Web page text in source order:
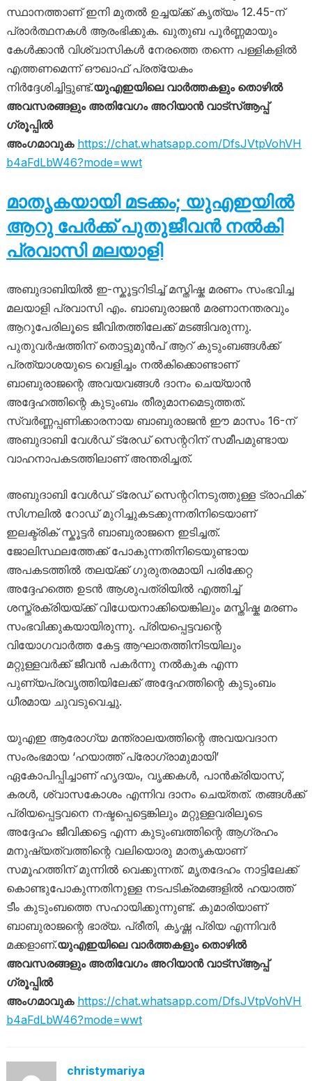
സ്ഥാനത്താണ് ഇനി മുതൽ ഉച്ചയ്ക്ക് കൃത്യം 12.45-ന്
പ്രാർത്ഥനകൾ ആരംഭിക്കുക. ഖുതുബ പൂർണ്ണമായും
കേൾക്കാൻ വിശ്വാസികൾ നേരത്തെ തന്നെ പള്ളികളിൽ
എത്തണമെന്ന് ഔഖാഫ് പ്രത്യേകം
നിർദ്ദേശിച്ചിട്ടുണ്ട്.യുഎഇയിലെ വാർത്തകളും തൊഴിൽ
അവസരങ്ങളും അതിവേഗം അറിയാൻ വാട്സ്ആപ്പ്
ഗ്രൂപ്പിൽ
അംഗമാവുക https://chat.whatsapp.com/DfsJVtpVohVH
b4aFdLbW46?mode=wwt
മാതൃകയായി മടക്കം; യുഎഇയിൽ
ആറു പേർക്ക് പുതുജീവൻ നൽകി
പ്രവാസി മലയാളി
അബുദാബിയിൽ ഇ-സ്കൂട്ടറിടിച്ച് മസ്തിഷ്ക മരണം സംഭവിച്ച
മലയാളി പ്രവാസി എം. ബാബുരാജൻ മരണാനന്തരവും
ആറുപേരിലൂടെ ജീവിതത്തിലേക്ക് മടങ്ങിവരുന്നു.
പുതുവർഷത്തിന് തൊട്ടുമുൻപ് ആറ് കുടുംബങ്ങൾക്ക്
പ്രത്യാശയുടെ വെളിച്ചം നൽകിക്കൊണ്ടാണ്
ബാബുരാജന്റെ അവയവങ്ങൾ ദാനം ചെയ്യാൻ
അദ്ദേഹത്തിന്റെ കുടുംബം തീരുമാനമെടുത്തത്.
സ്വർണ്ണപ്പണിക്കാരനായ ബാബുരാജൻ ഈ മാസം 16-ന്
അബുദാബി വേൾഡ് ട്രേഡ് സെന്ററിന് സമീപമുണ്ടായ
വാഹനാപകടത്തിലാണ് അന്തരിച്ചത്.
അബുദാബി വേൾഡ് ട്രേഡ് സെന്ററിനടുത്തുള്ള ട്രാഫിക്
സിഗ്നലിൽ റോഡ് മുറിച്ചുകടക്കുന്നതിനിടെയാണ്
ഇലക്ട്രിക് സ്കൂട്ടർ ബാബുരാജനെ ഇടിച്ചത്.
ജോലിസ്ഥലത്തേക്ക് പോകുന്നതിനിടെയുണ്ടായ
അപകടത്തിൽ തലയ്ക്ക് ഗുരുതരമായി പരിക്കേറ്റ
അദ്ദേഹത്തെ ഉടൻ ആശുപത്രിയിൽ എത്തിച്ച്
ശസ്ത്രക്രിയയ്ക്ക് വിധേയനാക്കിയെങ്കിലും മസ്തിഷ്ക മരണം
സംഭവിക്കുകയായിരുന്നു. പ്രിയപ്പെട്ടവന്റെ
വിയോഗവാർത്ത കേട്ട ആഘാതത്തിനിടയിലും
മറ്റുള്ളവർക്ക് ജീവൻ പകർന്നു നൽകുക എന്ന
പുണ്യപ്രവൃത്തിയിലേക്ക് അദ്ദേഹത്തിന്റെ കുടുംബം
ധീരമായ ചുവടുവെച്ചു.
യുഎഇ ആരോഗ്യ മന്ത്രാലയത്തിന്റെ അവയവദാന
സംരംഭമായ ‘ഹയാത്ത് പ്രോഗ്രാമുമായി’
ഏകോപിപ്പിച്ചാണ് ഹൃദയം, വൃക്കകൾ, പാൻക്രിയാസ്,
കരൾ, ശ്വാസകോശം എന്നിവ ദാനം ചെയ്തത്. തങ്ങൾക്ക്
പ്രിയപ്പെട്ടവനെ നഷ്ടപ്പെട്ടെങ്കിലും മറ്റുള്ളവരിലൂടെ
അദ്ദേഹം ജീവിക്കട്ടെ എന്ന കുടുംബത്തിന്റെ ആഗ്രഹം
മനുഷ്യത്വത്തിന്റെ വലിയൊരു മാതൃകയാണ്
സമൂഹത്തിന് മുന്നിൽ വെക്കുന്നത്. മൃതദേഹം നാട്ടിലേക്ക്
കൊണ്ടുപോകുന്നതിനുള്ള നടപടിക്രമങ്ങളിൽ ഹയാത്ത്
ടീം കുടുംബത്തെ സഹായിക്കുന്നുണ്ട്. കുമാരിയാണ്
ബാബുരാജന്റെ ഭാര്യ. പ്രീതി, കൃഷ്ണ പ്രിയ എന്നിവർ
മക്കളാണ്.യുഎഇയിലെ വാർത്തകളും തൊഴിൽ
അവസരങ്ങളും അതിവേഗം അറിയാൻ വാട്സ്ആപ്പ്
ഗ്രൂപ്പിൽ
അംഗമാവുക https://chat.whatsapp.com/DfsJVtpVohVH
b4aFdLbW46?mode=wwt
christymariya